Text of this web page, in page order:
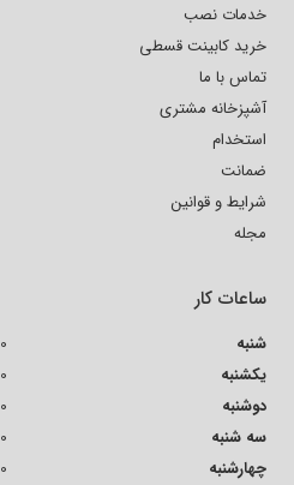
خدمات نصب
خرید کابینت قسطی
تماس با ما
آشپزخانه مشتری
استخدام
ضمانت
شرایط و قوانین
مجله
ساعات کار
شنبه
یکشنبه
دوشنبه
سه شنبه
چهارشنبه